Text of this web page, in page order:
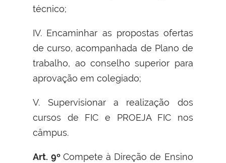
técnico;
IV. Encaminhar as propostas ofertas
de curso, acompanhada de Plano de
trabalho, ao conselho superior para
aprovação em colegiado;
V. Supervisionar a realização dos
cursos de FIC e PROEJA FIC nos
câmpus.
Art. 9º Compete à Direção de Ensino